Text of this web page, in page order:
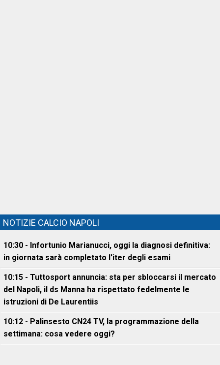
NOTIZIE CALCIO NAPOLI
10:30 - Infortunio Marianucci, oggi la diagnosi definitiva:
in giornata sarà completato l'iter degli esami
10:15 - Tuttosport annuncia: sta per sbloccarsi il mercato
del Napoli, il ds Manna ha rispettato fedelmente le
istruzioni di De Laurentiis
10:12 - Palinsesto CN24 TV, la programmazione della
settimana: cosa vedere oggi?